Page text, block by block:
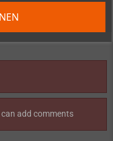
add comments